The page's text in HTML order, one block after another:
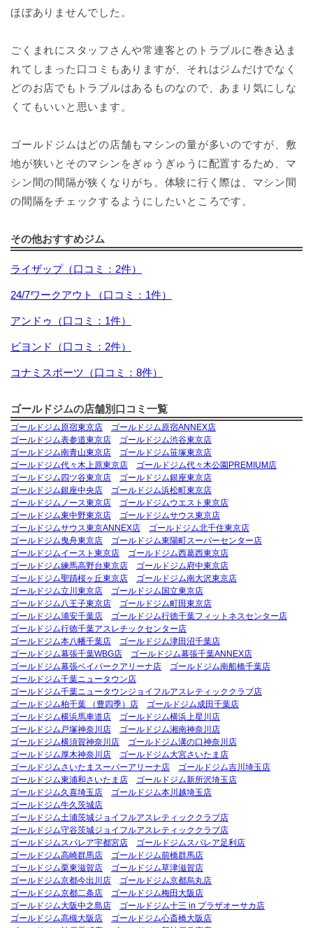
ほぼありませんでした。
ごくまれにスタッフさんや常連客とのトラブルに巻き込ま
れてしまった口コミもありますが、それはジムだけでなく
どのお店でもトラブルはあるものなので、あまり気にしな
くてもいいと思います。
ゴールドジムはどの店舗もマシンの量が多いのですが、敷
地が狭いとそのマシンをぎゅうぎゅうに配置するため、マ
シン間の間隔が狭くなりがち。体験に行く際は、マシン間
の間隔をチェックするようにしたいところです。
その他おすすめジム
ライザップ（口コミ：2件）
24/7ワークアウト（口コミ：1件）
アンドゥ（口コミ：1件）
ビヨンド（口コミ：2件）
コナミスポーツ（口コミ：8件）
ゴールドジムの店舗別口コミ一覧
ゴールドジム原宿東京店
ゴールドジム原宿ANNEX店
ゴールドジム表参道東京店
ゴールドジム渋谷東京店
ゴールドジム南青山東京店
ゴールドジム笹塚東京店
ゴールドジム代々木上原東京店
ゴールドジム代々木公園PREMIUM店
ゴールドジム四ツ谷東京店
ゴールドジム銀座東京店
ゴールドジム銀座中央店
ゴールドジム浜松町東京店
ゴールドジムノース東京店
ゴールドジムウエスト東京店
ゴールドジム東中野東京店
ゴールドジムサウス東京店
ゴールドジムサウス東京ANNEX店
ゴールドジム北千住東京店
ゴールドジム曳舟東京店
ゴールドジム東陽町スーパーセンター店
ゴールドジムイースト東京店
ゴールドジム西葛西東京店
ゴールドジム練馬高野台東京店
ゴールドジム府中東京店
ゴールドジム聖蹟桜ヶ丘東京店
ゴールドジム南大沢東京店
ゴールドジム立川東京店
ゴールドジム国立東京店
ゴールドジム八王子東京店
ゴールドジム町田東京店
ゴールドジム浦安千葉店
ゴールドジム行徳千葉フィットネスセンター店
ゴールドジム行徳千葉アスレチックセンター店
ゴールドジム本八幡千葉店
ゴールドジム津田沼千葉店
ゴールドジム幕張千葉WBG店
ゴールドジム幕張千葉ANNEX店
ゴールドジム幕張ベイパークアリーナ店
ゴールドジム南船橋千葉店
ゴールドジム千葉ニュータウン店
ゴールドジム千葉ニュータウンジョイフルアスレティッククラブ店
ゴールドジム柏千葉 （豊四季）店
ゴールドジム成田千葉店
ゴールドジム横浜馬車道店
ゴールドジム横浜上星川店
ゴールドジム戸塚神奈川店
ゴールドジム湘南神奈川店
ゴールドジム横須賀神奈川店
ゴールドジム溝の口神奈川店
ゴールドジム厚木神奈川店
ゴールドジム大宮さいたま店
ゴールドジムさいたまスーパーアリーナ店
ゴールドジム吉川埼玉店
ゴールドジム東浦和さいたま店
ゴールドジム新所沢埼玉店
ゴールドジム久喜埼玉店
ゴールドジム本川越埼玉店
ゴールドジム牛久茨城店
ゴールドジム土浦茨城ジョイフルアスレティッククラブ店
ゴールドジム守谷茨城ジョイフルアスレティッククラブ店
ゴールドジムスパレア宇都宮店
ゴールドジムスパレア足利店
ゴールドジム高崎群馬店
ゴールドジム前橋群馬店
ゴールドジム栗東滋賀店
ゴールドジム草津滋賀店
ゴールドジム京都今出川店
ゴールドジム京都烏丸店
ゴールドジム京都二条店
ゴールドジム梅田大阪店
ゴールドジム大阪中之島店
ゴールドジム十三 in プラザオーサカ店
ゴールドジム高槻大阪店
ゴールドジム心斎橋大阪店